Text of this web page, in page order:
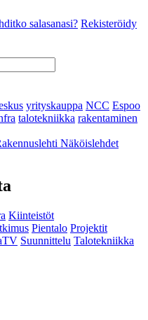
salasanasi? Rekisteröidy
yrityskauppa NCC Espoo
talotekniikka rakentaminen
Näköislehdet
Kiinteistöt
Pientalo Projektit
Suunnittelu Talotekniikka